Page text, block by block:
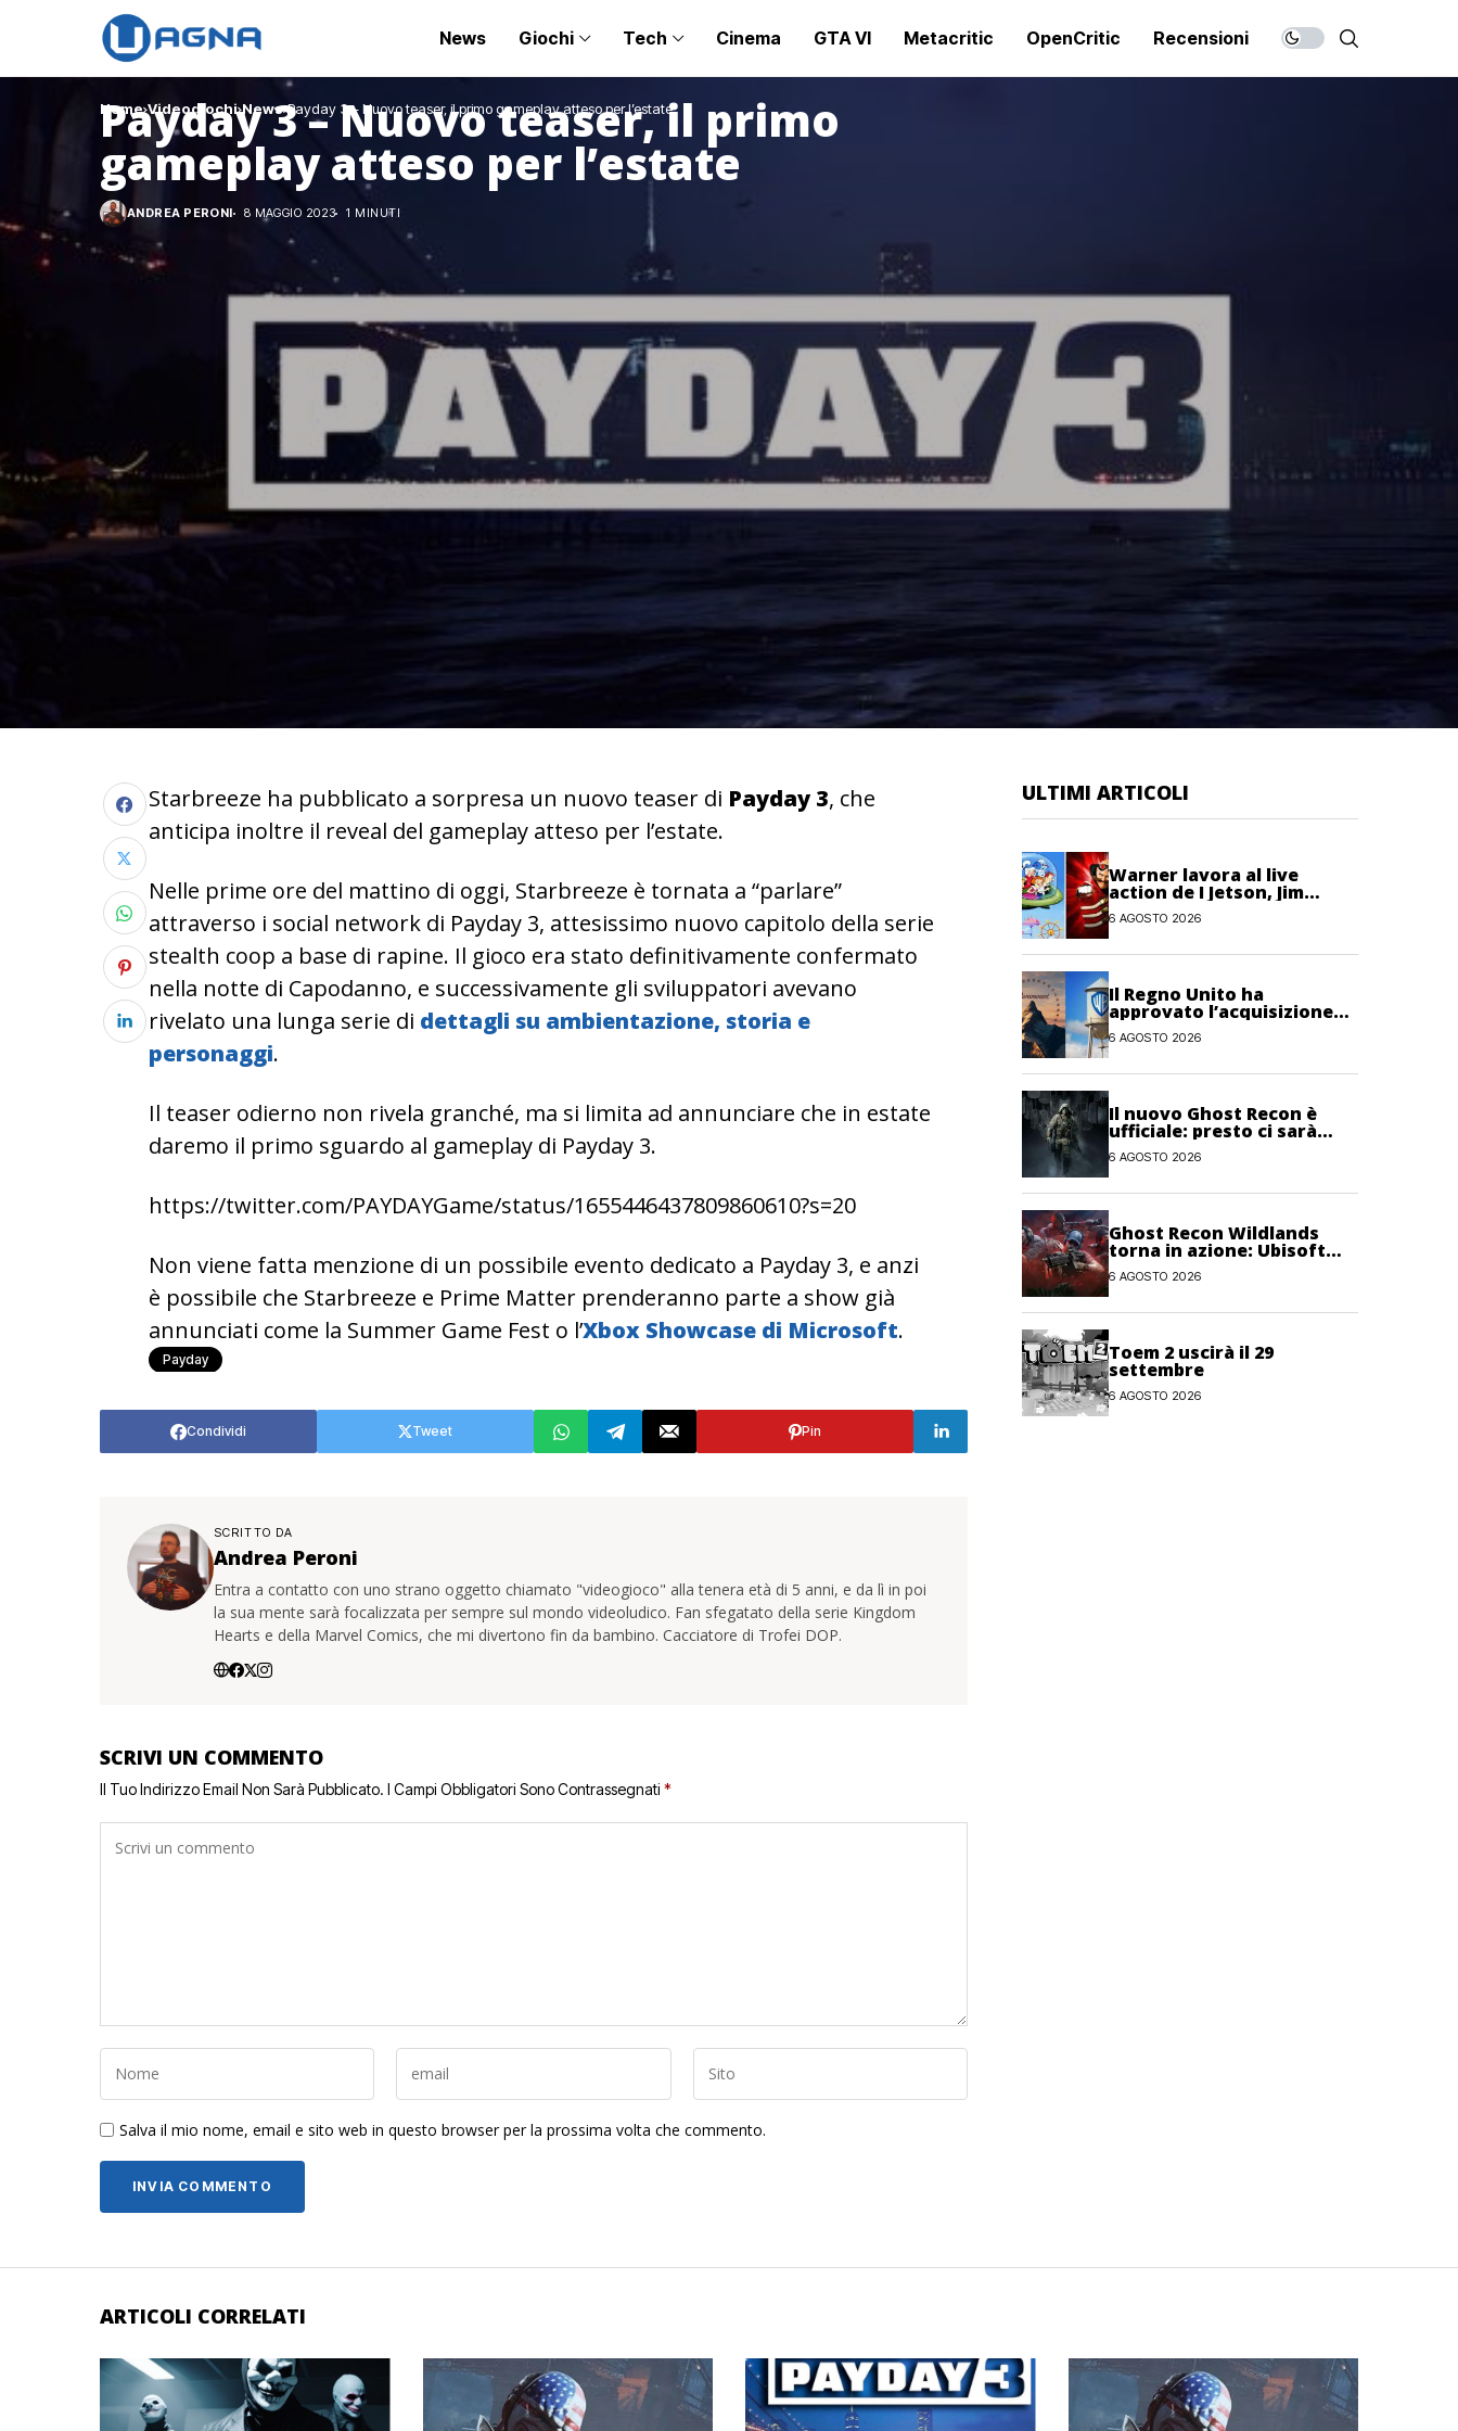
News Giochi Tech Cinema GTA VI Metacritic OpenCritic Recensioni
Home Videogiochi News Payday 3 – Nuovo teaser, il primo gameplay atteso per l’estate
Payday 3 – Nuovo teaser, il primo
gameplay atteso per l’estate
ANDREA PERONI 8 MAGGIO 2023 1 MINUTI
Starbreeze ha pubblicato a sorpresa un nuovo teaser di Payday 3, che
anticipa inoltre il reveal del gameplay atteso per l’estate.
Nelle prime ore del mattino di oggi, Starbreeze è tornata a “parlare”
attraverso i social network di Payday 3, attesissimo nuovo capitolo della serie
stealth coop a base di rapine. Il gioco era stato definitivamente confermato
nella notte di Capodanno, e successivamente gli sviluppatori avevano
rivelato una lunga serie di dettagli su ambientazione, storia e
personaggi.
Il teaser odierno non rivela granché, ma si limita ad annunciare che in estate
daremo il primo sguardo al gameplay di Payday 3.
https://twitter.com/PAYDAYGame/status/1655446437809860610?s=20
Non viene fatta menzione di un possibile evento dedicato a Payday 3, e anzi
è possibile che Starbreeze e Prime Matter prenderanno parte a show già
annunciati come la Summer Game Fest o l’Xbox Showcase di Microsoft.
Payday
Condividi Tweet Pin
SCRITTO DA
Andrea Peroni
Entra a contatto con uno strano oggetto chiamato "videogioco" alla tenera età di 5 anni, e da lì in poi
la sua mente sarà focalizzata per sempre sul mondo videoludico. Fan sfegatato della serie Kingdom
Hearts e della Marvel Comics, che mi divertono fin da bambino. Cacciatore di Trofei DOP.
SCRIVI UN COMMENTO
Il Tuo Indirizzo Email Non Sarà Pubblicato. I Campi Obbligatori Sono Contrassegnati *
Salva il mio nome, email e sito web in questo browser per la prossima volta che commento.
ULTIMI ARTICOLI
Warner lavora al live
action de I Jetson, Jim
Carrey è nel cast!
6 AGOSTO 2026
Il Regno Unito ha
approvato l’acquisizione
Paramount-Warner Bros
Discovery
6 AGOSTO 2026
Il nuovo Ghost Recon è
ufficiale: presto ci sarà
anche una fase di test
6 AGOSTO 2026
Ghost Recon Wildlands
torna in azione: Ubisoft
lancia il maxi
aggiornamento gratuito
6 AGOSTO 2026
Toem 2 uscirà il 29
settembre
6 AGOSTO 2026
ARTICOLI CORRELATI